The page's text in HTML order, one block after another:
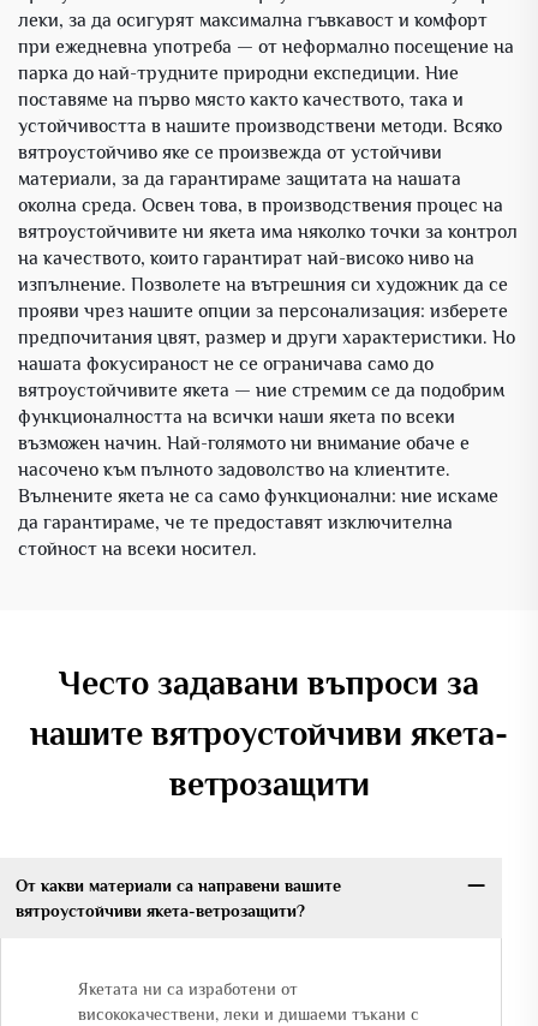
леки, за да осигурят максимална гъвкавост и комфорт
при ежедневна употреба — от неформално посещение на
парка до най-трудните природни експедиции. Ние
поставяме на първо място както качеството, така и
устойчивостта в нашите производствени методи. Всяко
вятроустойчиво яке се произвежда от устойчиви
материали, за да гарантираме защитата на нашата
околна среда. Освен това, в производствения процес на
вятроустойчивите ни якета има няколко точки за контрол
на качеството, които гарантират най-високо ниво на
изпълнение. Позволете на вътрешния си художник да се
прояви чрез нашите опции за персонализация: изберете
предпочитания цвят, размер и други характеристики. Но
нашата фокусираност не се ограничава само до
вятроустойчивите якета — ние стремим се да подобрим
функционалността на всички наши якета по всеки
възможен начин. Най-голямото ни внимание обаче е
насочено към пълното задоволство на клиентите.
Вълнените якета не са само функционални: ние искаме
да гарантираме, че те предоставят изключителна
стойност на всеки носител.
Често задавани въпроси за
нашите вятроустойчиви якета-
ветрозащити
От какви материали са направени вашите
вятроустойчиви якета-ветрозащити?
Якетата ни са изработени от
висококачествени, леки и дишаеми тъкани с